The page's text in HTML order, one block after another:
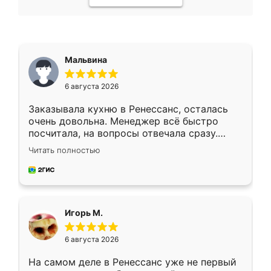
Мальвина
6 августа 2026
Заказывала кухню в Ренессанс, осталась
очень довольна. Менеджер всё быстро
посчитала, на вопросы отвечала сразу.
Замерщик приехал в субботу, подошёл к
делу со всей ответственностью. Собрали
за день, ребята работали аккуратно, даже
Читать полностью
Игорь М.
6 августа 2026
На самом деле в Ренессанс уже не первый